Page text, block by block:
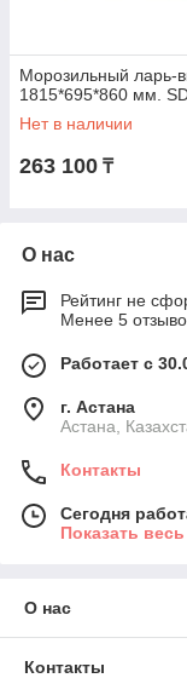
Морозильный ларь-
1815*695*860 мм.
Нет в наличии
263 100 ₸
О нас
Рейтинг не
Менее 5
Работает с
г. Астана
Астана,
Контакты
Сегодня
Показать
О нас
Контакты